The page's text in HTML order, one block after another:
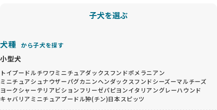
子犬を選ぶ
犬種 から子犬を探す
小型犬
トイプードルチワワミニチュアダックスフンドポメラニアン
ミニチュアシュナウザーパグカニンヘンダックスフンドシーズーマルチーズ
ヨークシャーテリアビションフリーゼパピヨンイタリアングレーハウンド
キャバリア ミニチュアプードル狆(チン)日本スピッツ